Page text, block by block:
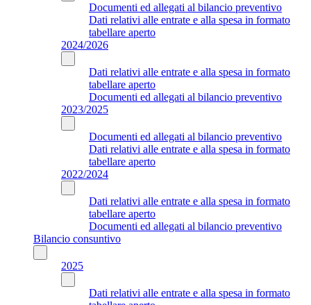
Documenti ed allegati al bilancio preventivo
Dati relativi alle entrate e alla spesa in formato
tabellare aperto
2024/2026
Dati relativi alle entrate e alla spesa in formato
tabellare aperto
Documenti ed allegati al bilancio preventivo
2023/2025
Documenti ed allegati al bilancio preventivo
Dati relativi alle entrate e alla spesa in formato
tabellare aperto
2022/2024
Dati relativi alle entrate e alla spesa in formato
tabellare aperto
Documenti ed allegati al bilancio preventivo
Bilancio consuntivo
2025
Dati relativi alle entrate e alla spesa in formato